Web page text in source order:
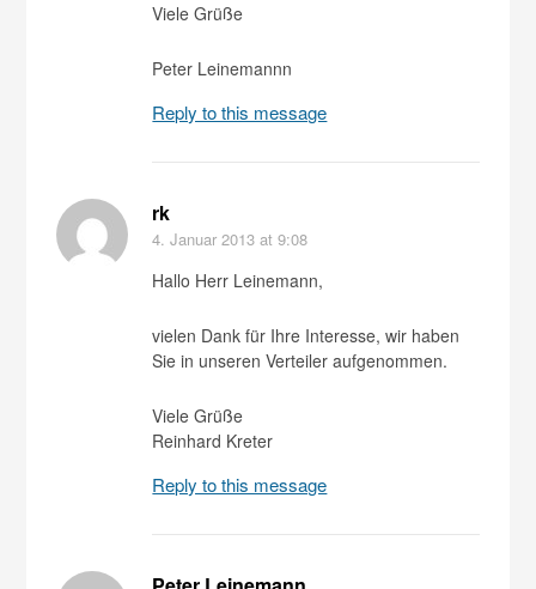
Viele Grüße
Peter Leinemannn
Reply to this message
rk
4. Januar 2013 at 9:08
Hallo Herr Leinemann,
vielen Dank für Ihre Interesse, wir haben
Sie in unseren Verteiler aufgenommen.
Viele Grüße
Reinhard Kreter
Reply to this message